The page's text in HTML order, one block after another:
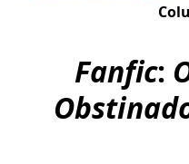
Fanfic: